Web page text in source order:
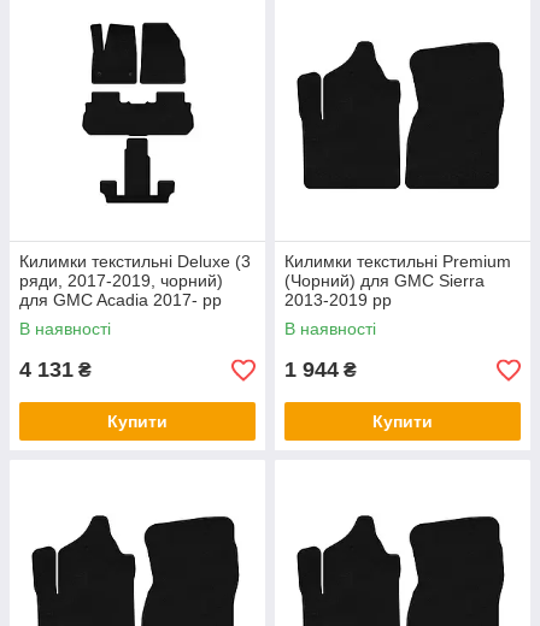
Килимки текстильні Deluxe (3
ряди, 2017-2019, чорний)
для GMC Acadia 2017- рр
В наявності
4 131 ₴
Купити
Килимки текстильні Premium
(Чорний) для GMC Sierra
2013-2019 рр
В наявності
1 944 ₴
Купити